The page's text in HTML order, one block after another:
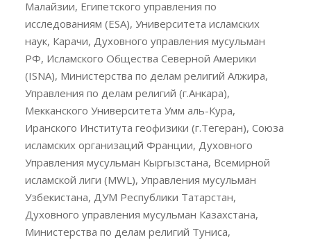
Малайзии, Египетского управления по
исследованиям (ESA), Университета исламских
наук, Карачи, Духовного управления мусульман
РФ, Исламского Общества Северной Америки
(ISNA), Министерства по делам религий Алжира,
Управления по делам религий (г.Анкара),
Мекканского Университета Умм аль-Кура,
Иранского Института геофизики (г.Тегеран), Союза
исламских организаций Франции, Духовного
Управления мусульман Кыргызстана, Всемирной
исламской лиги (MWL), Управления мусульман
Узбекистана, ДУМ Республики Татарстан,
Духовного управления мусульман Казахстана,
Министерства по делам религий Туниса,